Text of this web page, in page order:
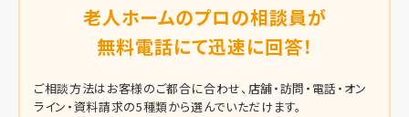
老人ホームのプロの相談員が
無料電話にて迅速に回答！
ご相談方法はお客様のご都合に合わせ、店舗・訪問・電話・オン
ライン・資料請求の5種類から選んでいただけます。